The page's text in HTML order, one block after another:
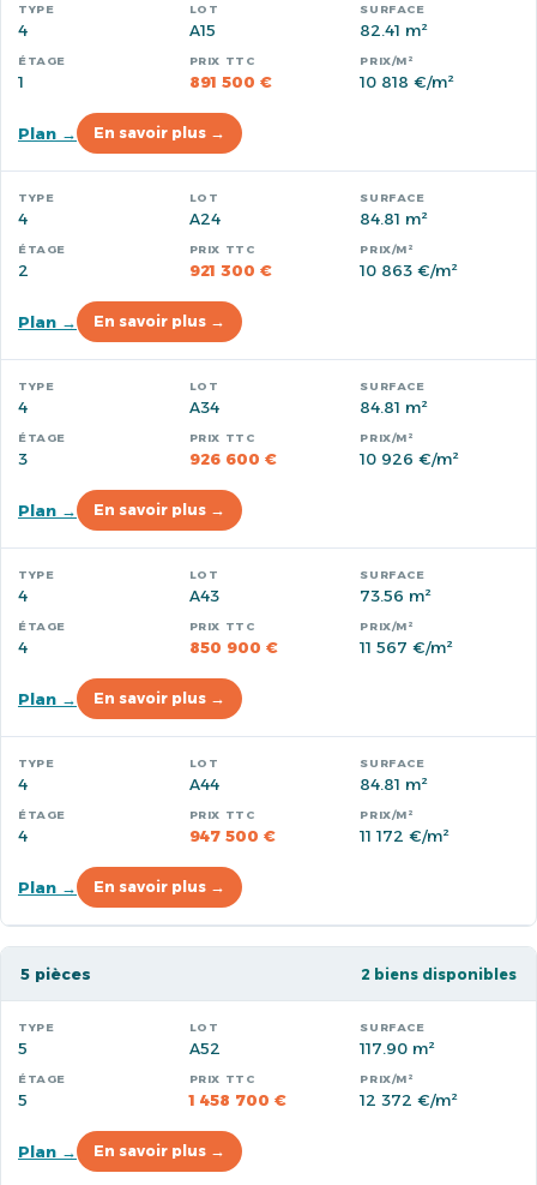
4 A15 82.41 m²
1 891 500 € 10 818 €/m²
Plan → En savoir plus →
4 A24 84.81 m²
2 921 300 € 10 863 €/m²
Plan → En savoir plus →
4 A34 84.81 m²
3 926 600 € 10 926 €/m²
Plan → En savoir plus →
4 A43 73.56 m²
4 850 900 € 11 567 €/m²
Plan → En savoir plus →
4 A44 84.81 m²
4 947 500 € 11 172 €/m²
Plan → En savoir plus →
5 pièces 2 biens disponibles
5 A52 117.90 m²
5 1 458 700 € 12 372 €/m²
Plan → En savoir plus →